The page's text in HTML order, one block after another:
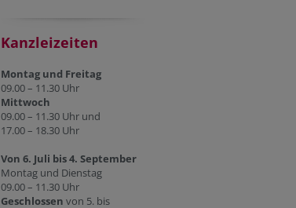
Kanzleizeiten
Montag und Freitag
09.00 – 11.30 Uhr
Mittwoch
09.00 – 11.30 Uhr und
17.00 – 18.30 Uhr
Von 6. Juli bis 4. September
Montag und Dienstag
09.00 – 11.30 Uhr
Geschlossen von 5. bis